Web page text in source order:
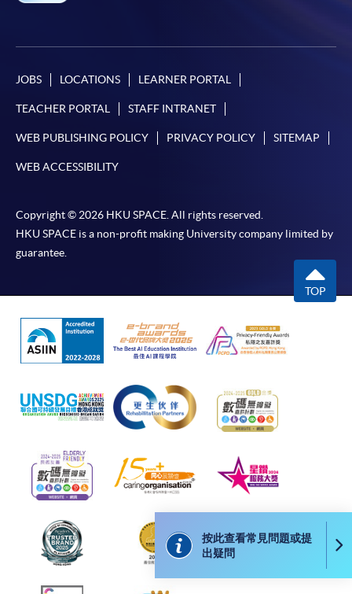
凡以「先到先得」為取錄方式的課程，請填妥
費以及所需證明文件呈交。
表可向報名中心或有關課程負責人索取。填妥申請
表格後，請連同報名費/學費以及所需證明文件親
往報名中心或以郵遞方式遞交。
報讀同一學歷頒授課程內其他單元
​學院為學歷頒授課程特設「註冊及學費通知」，適
課程負責人會為學員送上「註冊及學費通知」
(「通知」)，請填妥有關「通知」，並親往報名中
心或以郵遞方式，遞交「通知」及繳交所需費用。
有關繳費詳情，請參閱付款方法
。如對報名程序有任
何疑問，請詳閱個別課程資料，或聯絡有關課程負責
人或報名中心。
課程/科目報名注意事項:
按此查看常見問題或提
出疑問
折
JOBS LOCATIONS LEARNER PORTAL
TEACHER PORTAL STAFF INTRANET
WEB PUBLISHING POLICY PRIVACY POLICY SITEMAP
WEB ACCESSIBILITY
Copyright © 2026 HKU SPACE. All rights reserved.
HKU SPACE is a non-profit making University company limited by
guarantee.
TOP